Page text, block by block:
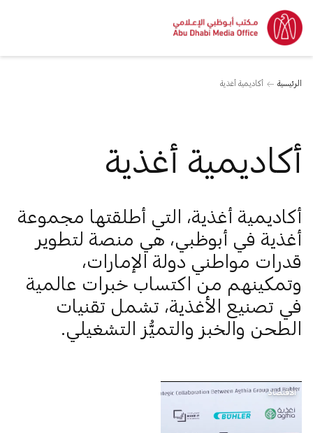
الرئيسية أكاديمية أغذية
أكاديمية أغذية
أكاديمية أغذية، التي أطلقتها مجموعة
أغذية في أبوظبي، هي منصة لتطوير
قدرات مواطني دولة الإمارات،
وتمكينهم من اكتساب خبرات عالمية
في تصنيع الأغذية، تشمل تقنيات
الطحن والخبز والتميُّز التشغيلي.
الاقتصاد